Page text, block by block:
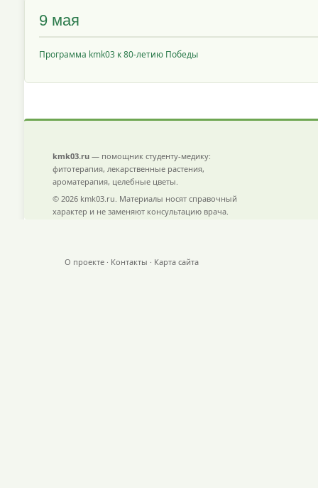
9 мая
Программа kmk03 к 80-летию Победы
kmk03.ru — помощник студенту-медику:
фитотерапия, лекарственные растения,
ароматерапия, целебные цветы.
© 2026 kmk03.ru. Материалы носят справочный
характер и не заменяют консультацию врача.
О проекте · Контакты · Карта сайта